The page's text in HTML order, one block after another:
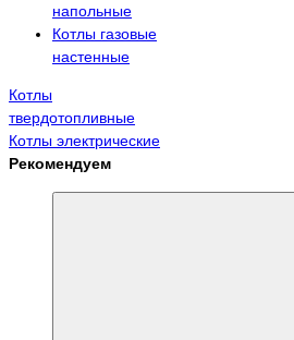
напольные
Котлы газовые
настенные
Котлы
твердотопливные
Котлы электрические
Рекомендуем